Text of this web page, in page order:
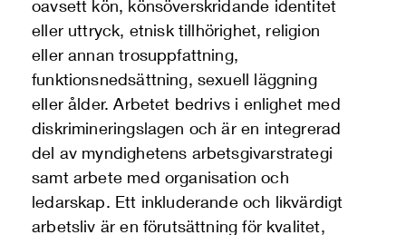
oavsett kön, könsöverskridande identitet
eller uttryck, etnisk tillhörighet, religion
eller annan trosuppfattning,
funktionsnedsättning, sexuell läggning
eller ålder. Arbetet bedrivs i enlighet med
diskrimineringslagen och är en integrerad
del av myndighetens arbetsgivarstrategi
samt arbete med organisation och
ledarskap. Ett inkluderande och likvärdigt
arbetsliv är en förutsättning för kvalitet,